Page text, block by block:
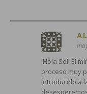
¡Hola Sol! El
proceso muy
introducirlo a